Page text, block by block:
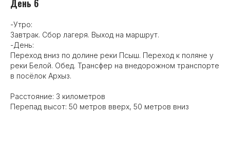
День 6
-Утро:
Завтрак. Сбор лагеря. Выход на маршрут.
-День:
Переход вниз по долине реки Псыш. Переход к поляне у
реки Белой. Обед. Трансфер на внедорожном транспорте
в посёлок Архыз.
Расстояние: 3 километров
Перепад высот: 50 метров вверх, 50 метров вниз